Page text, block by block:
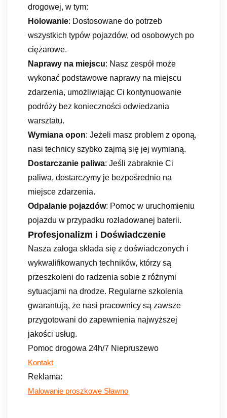
drogowej, w tym:
Holowanie: Dostosowane do potrzeb
wszystkich typów pojazdów, od osobowych po
ciężarowe.
Naprawy na miejscu: Nasz zespół może
wykonać podstawowe naprawy na miejscu
zdarzenia, umożliwiając Ci kontynuowanie
podróży bez konieczności odwiedzania
warsztatu.
Wymiana opon: Jeżeli masz problem z oponą,
nasi technicy szybko zajmą się jej wymianą.
Dostarczanie paliwa: Jeśli zabraknie Ci
paliwa, dostarczymy je bezpośrednio na
miejsce zdarzenia.
Odpalanie pojazdów: Pomoc w uruchomieniu
pojazdu w przypadku rozładowanej baterii.
Profesjonalizm i Doświadczenie
Nasza załoga składa się z doświadczonych i
wykwalifikowanych techników, którzy są
przeszkoleni do radzenia sobie z różnymi
sytuacjami na drodze. Regularne szkolenia
gwarantują, że nasi pracownicy są zawsze
przygotowani do zapewnienia najwyższej
jakości usług.
Pomoc drogowa 24h/7 Niepruszewo
Kontakt
Reklama:
Malowanie proszkowe Sławno